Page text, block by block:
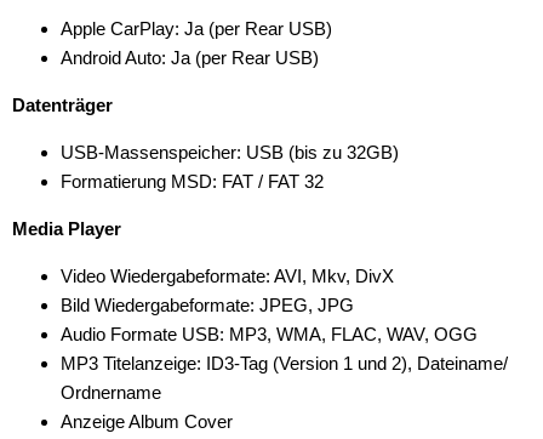
Apple CarPlay: Ja (per Rear USB)
Android Auto: Ja (per Rear USB)
Datenträger
USB-Massenspeicher: USB (bis zu 32GB)
Formatierung MSD: FAT / FAT 32
Media Player
Video Wiedergabeformate: AVI, Mkv, DivX
Bild Wiedergabeformate: JPEG, JPG
Audio Formate USB: MP3, WMA, FLAC, WAV, OGG
MP3 Titelanzeige: ID3-Tag (Version 1 und 2), Dateiname/
Ordnername
Anzeige Album Cover